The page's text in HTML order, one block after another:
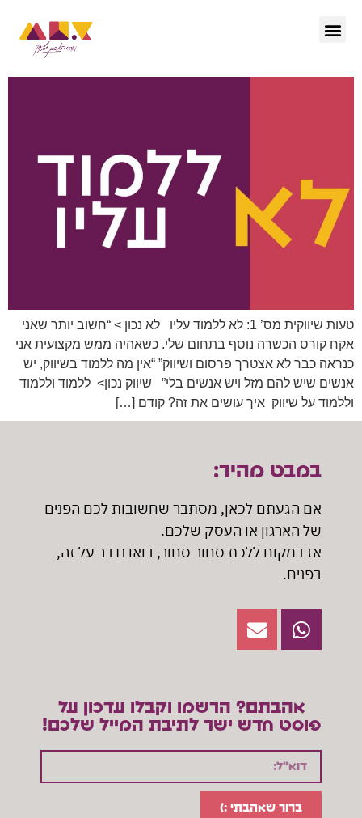
טעות שיווקית מס’ 1: לא ללמוד עליו לא נכון > “חשוב יותר שאני
אקח קורס הכשרה נוסף בתחום שלי. כשאהיה ממש מקצועית אני
כנראה כבר לא אצטרך פרסום ושיווק” “אין מה ללמוד בשיווק, יש
אנשים שיש להם מזל ויש אנשים בלי” שיווק נכון> ללמוד וללמוד
וללמוד על שיווק איך עושים את זה? קודם […]
במבט מהיר:
אם הגעתם לכאן, מסתבר שחשובות לכם הפנים
של הארגון או העסק שלכם.
אז במקום ללכת סחור סחור, בואו נדבר על זה,
בפנים.
אהבתם? הרשמו וקבלו עדכון על
פוסט חדש ישר לתיבת המייל שלכם!
ברור שאהבתי :)